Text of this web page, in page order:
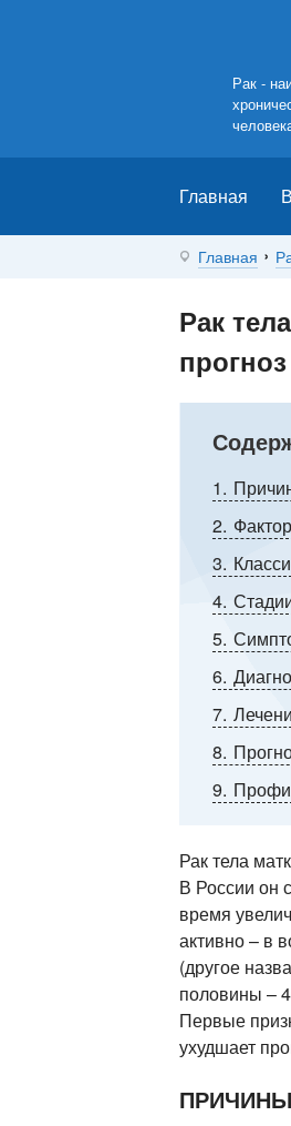
Рак -
Главная
Главная
Рак
прогноз
1
2
3
4
5
6
7
8
9
Рак тела
В России он
время
активно – в
(другое
половины –
Первые
ухудшает